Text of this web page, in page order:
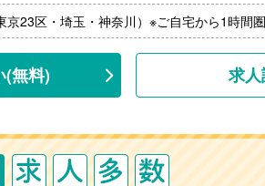
士・栄養士で未経験の場合
院調理経験3年程度の場合
円-4,000,000円
して雇用形態を検討します。
京23区・埼玉・神奈川）※ご自宅から1時間
(無料) 求